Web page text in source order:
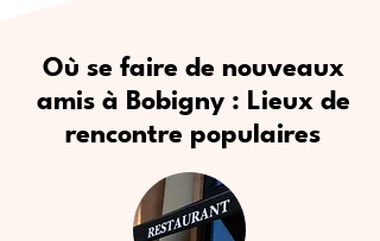
Où se faire de nouveaux
amis à Bobigny : Lieux de
rencontre populaires